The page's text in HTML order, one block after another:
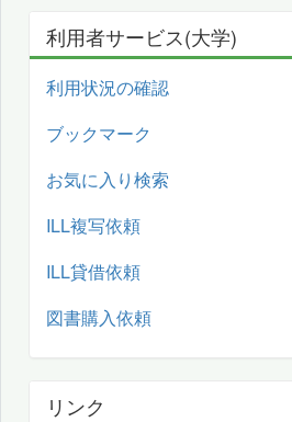
利用者サービス(大学)
利用状況の確認
ブックマーク
お気に入り検索
ILL複写依頼
ILL貸借依頼
図書購入依頼
リンク